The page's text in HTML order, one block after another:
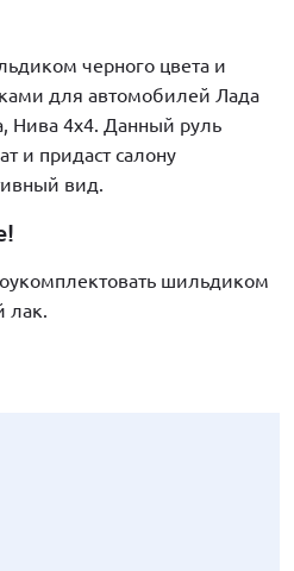
черного цвета и
для автомобилей Лада
Нива 4х4. Данный руль
и придаст салону
вид.
шильдиком
лак.